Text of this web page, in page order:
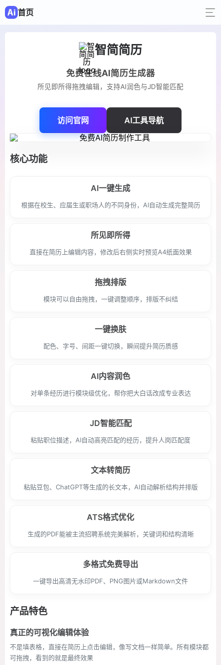
首页
智简简历
免费在线AI简历生成器
所见即所得拖拽编辑，支持AI润色与JD智能匹配
访问官网 AI工具导航
核心功能
AI一键生成
根据在校生、应届生或职场人的不同身份，AI自动生成完整简历
所见即所得
直接在简历上编辑内容，修改后右侧实时预览A4纸面效果
拖拽排版
模块可以自由拖拽，一键调整顺序，排版不纠结
一键换肤
配色、字号、间距一键切换，瞬间提升简历质感
AI内容润色
对单条经历进行模块级优化，帮你把大白话改成专业表达
JD智能匹配
粘贴职位描述，AI自动高亮匹配的经历，提升人岗匹配度
文本转简历
粘贴豆包、ChatGPT等生成的长文本，AI自动解析结构并排版
ATS格式优化
生成的PDF能被主流招聘系统完美解析，关键词和结构清晰
多格式免费导出
一键导出高清无水印PDF、PNG图片或Markdown文件
产品特色
真正的可视化编辑体验
不是填表格，直接在简历上点击编辑，像写文档一样简单。所有模块都
可拖拽，看到的就是最终效果